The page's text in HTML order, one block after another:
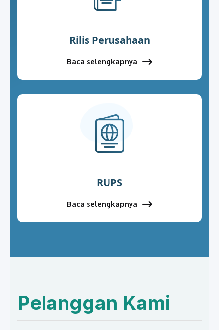
Rilis Perusahaan
Baca selengkapnya
RUPS
Baca selengkapnya
Pelanggan Kami